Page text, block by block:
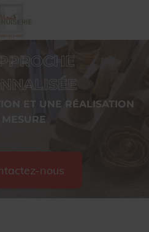
ET UNE RÉALISATION
MESURE
nous